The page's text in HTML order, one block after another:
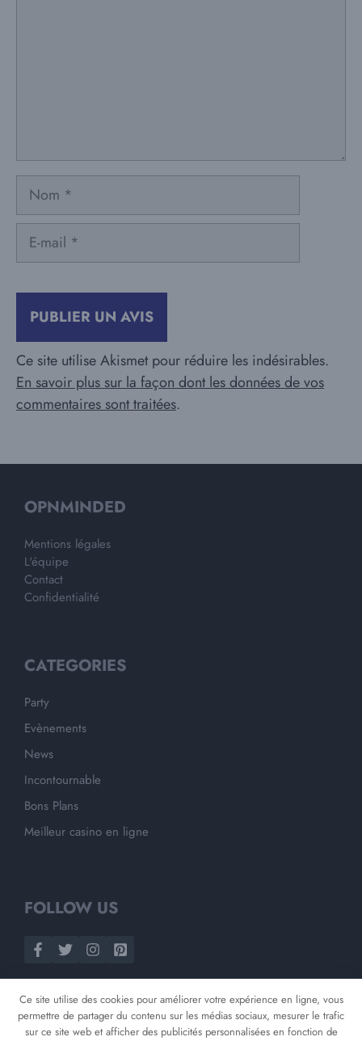
Nom
mail
Ce site utilise Akismet pour réduire les indésirables.
En savoir plus sur la façon dont les données de vos
commentaires sont traitées.
OPNMINDED
Mentions légales
L'équipe
Contact
Confidentialité
CATEGORIES
Party
Evènements
News
Incontournable
Bons Plans
Meilleur casino en ligne
FOLLOW US
Ce site utilise des cookies pour améliorer votre expérience en ligne, vous
permettre de partager du contenu sur les médias sociaux, mesurer le trafic
sur ce site web et afficher des publicités personnalisées en fonction de